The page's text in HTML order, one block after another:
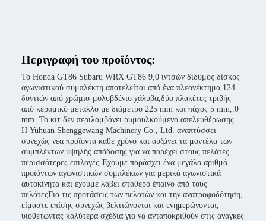
Περιγραφή του προϊόντος:
Το Honda GT86 Subaru WRX GT86 9,0 ιντσών δίδυμος δίσκος
αγωνιστικού συμπλέκτη αποτελείται από ένα πλεονέκτημα 124
δοντιών από χρώμιο-μολυβδένιο χάλυβα,δύο πλακέτες τριβής
από κεραμικό μέταλλο με διάμετρο 225 mm και πάχος 5 mm,.0
mm. Το κιτ δεν περιλαμβάνει ρυμουλκούμενο απελευθέρωσης.
Η Yuhuan Shenggewang Machinery Co., Ltd. αναπτύσσει
συνεχώς νέα προϊόντα κάθε χρόνο και αυξάνει τα μοντέλα των
συμπλέκτων υψηλής απόδοσης για να παρέχει στους πελάτες
περισσότερες επιλογές.Έχουμε παράσχει ένα μεγάλο αριθμό
προϊόντων αγωνιστικών συμπλέκων για μερικά αγωνιστικά
αυτοκίνητα και έχουμε λάβει σταθερό έπαινο από τους
πελάτεςΓια τις προτάσεις των πελατών και την ανατροφοδότηση,
είμαστε επίσης συνεχώς βελτιώνονται και ενημερώνονται,
υιοθετώντας καλύτερα σχέδια για να ανταποκριθούν στις ανάγκες